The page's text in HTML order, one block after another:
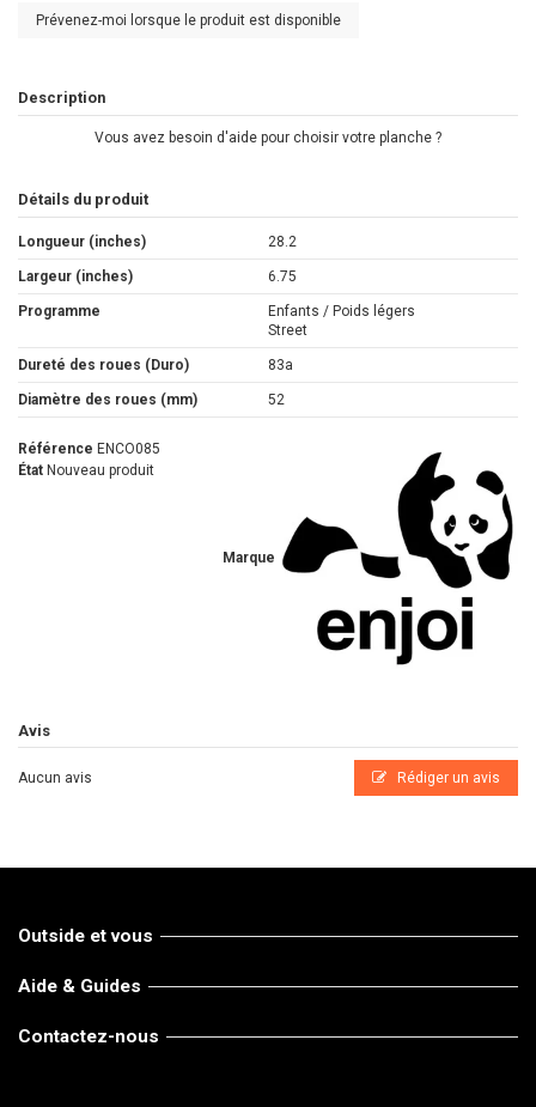
Prévenez-moi lorsque le produit est disponible
Description
Vous avez besoin d'aide pour choisir votre planche ?
Détails du produit
Longueur (inches) 28.2
Largeur (inches) 6.75
Programme
Enfants / Poids légers
Street
Dureté des roues (Duro) 83a
Diamètre des roues (mm) 52
Marque
Référence ENCO085
État Nouveau produit
Avis
Aucun avis Rédiger un avis
Outside et vous
Aide & Guides
Contactez-nous